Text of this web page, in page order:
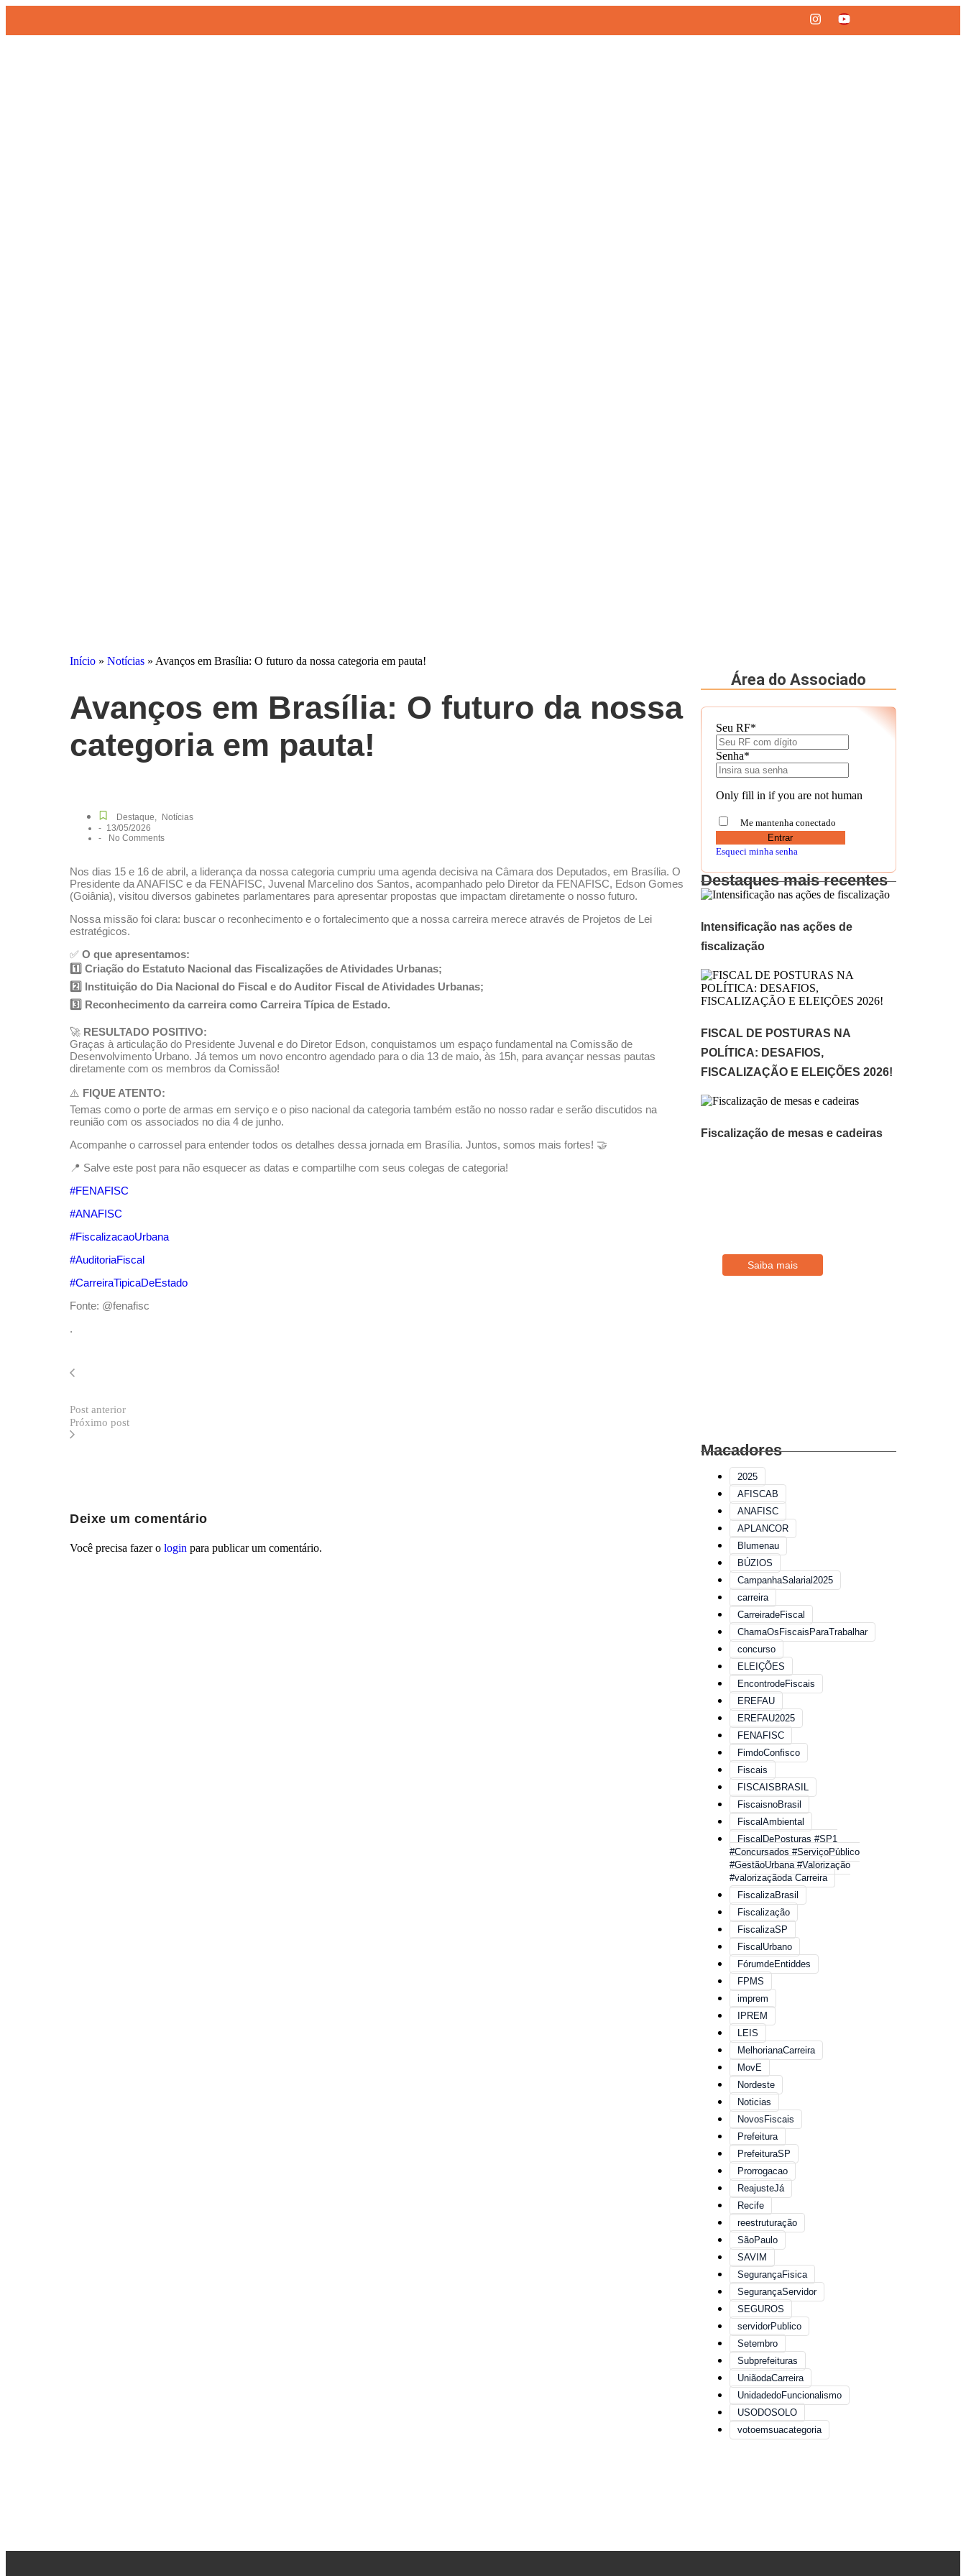
Início » Notícias » Avanços em Brasília: O futuro da nossa categoria em pauta!
Avanços em Brasília: O futuro da nossa
categoria em pauta!
Destaque,
Notícias
- 13/05/2026
-
No Comments
Nos dias 15 e 16 de abril, a liderança da nossa categoria cumpriu uma agenda decisiva na Câmara dos Deputados, em Brasília. O
Presidente da ANAFISC e da FENAFISC, Juvenal Marcelino dos Santos, acompanhado pelo Diretor da FENAFISC, Edson Gomes
(Goiânia), visitou diversos gabinetes parlamentares para apresentar propostas que impactam diretamente o nosso futuro.
Nossa missão foi clara: buscar o reconhecimento e o fortalecimento que a nossa carreira merece através de Projetos de Lei
estratégicos.
✅ O que apresentamos:
1️⃣ Criação do Estatuto Nacional das Fiscalizações de Atividades Urbanas;
2️⃣ Instituição do Dia Nacional do Fiscal e do Auditor Fiscal de Atividades Urbanas;
3️⃣ Reconhecimento da carreira como Carreira Típica de Estado.
🚀 RESULTADO POSITIVO:
Graças à articulação do Presidente Juvenal e do Diretor Edson, conquistamos um espaço fundamental na Comissão de
Desenvolvimento Urbano. Já temos um novo encontro agendado para o dia 13 de maio, às 15h, para avançar nessas pautas
diretamente com os membros da Comissão!
⚠️ FIQUE ATENTO:
Temas como o porte de armas em serviço e o piso nacional da categoria também estão no nosso radar e serão discutidos na
reunião com os associados no dia 4 de junho.
Acompanhe o carrossel para entender todos os detalhes dessa jornada em Brasília. Juntos, somos mais fortes! 🤝
📍 Salve este post para não esquecer as datas e compartilhe com seus colegas de categoria!
#FENAFISC
#ANAFISC
#FiscalizacaoUrbana
#AuditoriaFiscal
#CarreiraTipicaDeEstado
Fonte: @fenafisc
.
Post anterior
Próximo post
Deixe um comentário
Você precisa fazer o login para publicar um comentário.
Área do Associado
Seu RF*
Senha*
Only fill in if you are not human
Me mantenha conectado
Esqueci minha senha
Destaques mais recentes
Intensificação nas ações de
fiscalização
FISCAL DE POSTURAS NA
POLÍTICA: DESAFIOS,
FISCALIZAÇÃO E ELEIÇÕES 2026!
Fiscalização de mesas e cadeiras
Saiba mais
Macadores
2025
AFISCAB
ANAFISC
APLANCOR
Blumenau
BÚZIOS
CampanhaSalarial2025
carreira
CarreiradeFiscal
ChamaOsFiscaisParaTrabalhar
concurso
ELEIÇÕES
EncontrodeFiscais
EREFAU
EREFAU2025
FENAFISC
FimdoConfisco
Fiscais
FISCAISBRASIL
FiscaisnoBrasil
FiscalAmbiental
FiscalDePosturas #SP1
#Concursados #ServiçoPúblico
#GestãoUrbana #Valorização
#valorizaçãoda Carreira
FiscalizaBrasil
Fiscalização
FiscalizaSP
FiscalUrbano
FórumdeEntiddes
FPMS
imprem
IPREM
LEIS
MelhorianaCarreira
MovE
Nordeste
Noticias
NovosFiscais
Prefeitura
PrefeituraSP
Prorrogacao
ReajusteJá
Recife
reestruturação
SãoPaulo
SAVIM
SegurançaFisica
SegurançaServidor
SEGUROS
servidorPublico
Setembro
Subprefeituras
UniãodaCarreira
UnidadedoFuncionalismo
USODOSOLO
votoemsuacategoria